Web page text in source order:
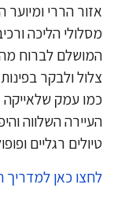
הררי ומיוער
הליכה
לברוח
ולבקר בפינות
השלווה
רגליים
כאן למדריך